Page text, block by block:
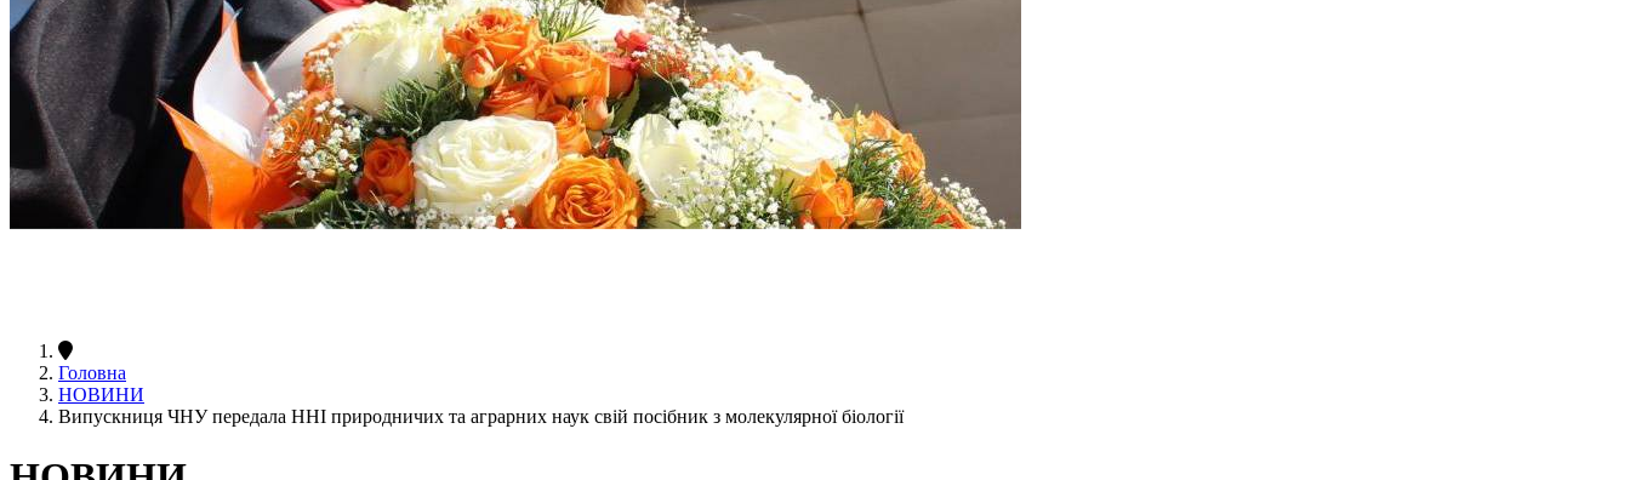
Головна
НОВИНИ
Випускниця ЧНУ передала ННІ природничих та аграрних наук свій посібник з молекулярної біології